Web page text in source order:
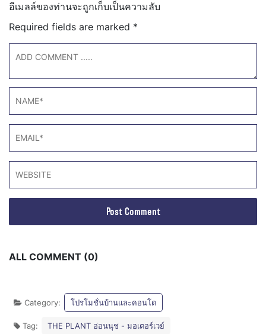
อีเมลล์ของท่านจะถูกเก็บเป็นความลับ
Required fields are marked *
ALL COMMENT (0)
Category: โปรโมชั่นบ้านและคอนโด
Tag: THE PLANT อ่อนนุช - มอเตอร์เวย์